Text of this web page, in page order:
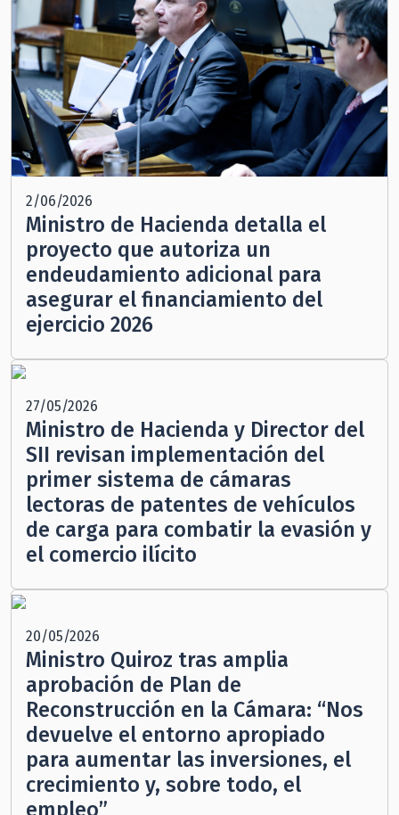
2/06/2026
Ministro de Hacienda detalla el
proyecto que autoriza un
endeudamiento adicional para
asegurar el financiamiento del
ejercicio 2026
27/05/2026
Ministro de Hacienda y Director del
SII revisan implementación del
primer sistema de cámaras
lectoras de patentes de vehículos
de carga para combatir la evasión y
el comercio ilícito
20/05/2026
Ministro Quiroz tras amplia
aprobación de Plan de
Reconstrucción en la Cámara: “Nos
devuelve el entorno apropiado
para aumentar las inversiones, el
crecimiento y, sobre todo, el
empleo”